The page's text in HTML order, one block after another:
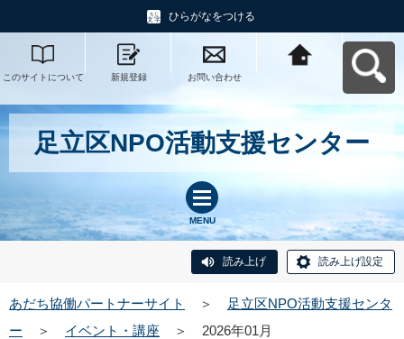
ひらがなをつける
このサイトについて 新規登録 お問い合わせ
足立区NPO活動支援センター
MENU
読み上げ 読み上げ設定
あだち協働パートナーサイト ＞
足立区NPO活動支援センタ
ー
＞ イベント・講座 ＞ 2026年01月